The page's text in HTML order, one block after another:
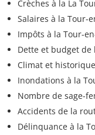
Crèches à la La
Salaires à la Tour-
Impôts à la Tour-
Dette et budget de
Climat et
Inondations à la
Nombre de sage-
Accidents de la
Délinquance à la